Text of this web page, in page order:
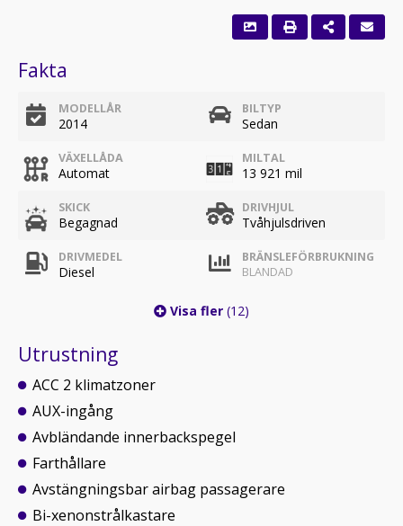
Fakta
MODELLÅR
2014
BILTYP
Sedan
VÄXELLÅDA
Automat
MILTAL
13 921 mil
SKICK
Begagnad
DRIVHJUL
Tvåhjulsdriven
DRIVMEDEL
Diesel
BRÄNSLEFÖRBRUKNING
BLANDAD
Visa fler (12)
Utrustning
ACC 2 klimatzoner
AUX-ingång
Avbländande innerbackspegel
Farthållare
Avstängningsbar airbag passagerare
Bi-xenonstrålkastare